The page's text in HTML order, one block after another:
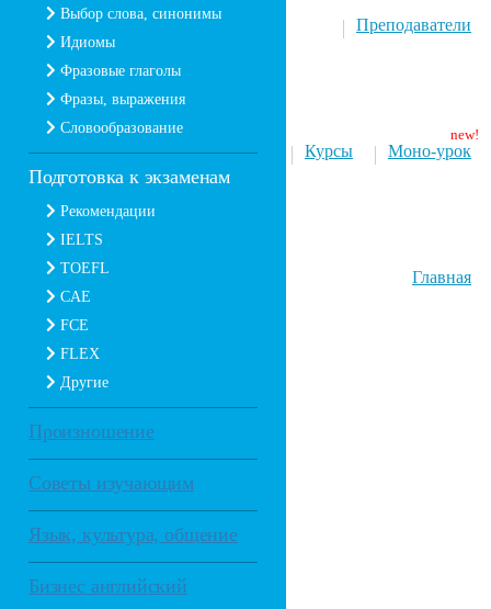
Выбор слова, синонимы
Идиомы
Фразовые глаголы
Фразы, выражения
Словообразование
Подготовка к экзаменам
Рекомендации
IELTS
TOEFL
CAE
FCE
FLEX
Другие
Произношение
Советы изучающим
Язык, культура, общение
Бизнес английский
Преподаватели
Моно-урок
Курсы
Главная